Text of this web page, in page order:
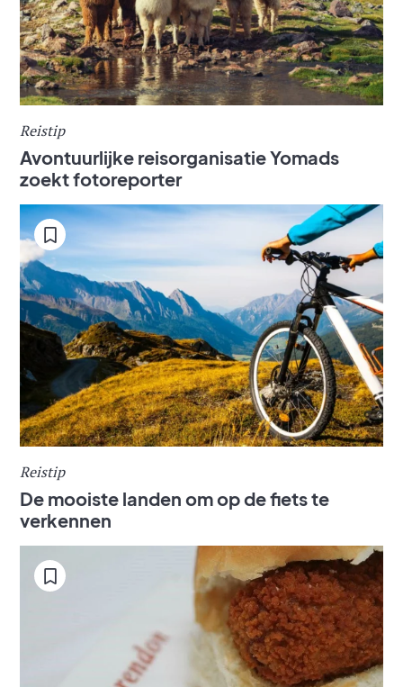
Reistip
Avontuurlijke reisorganisatie Yomads
zoekt fotoreporter
Reistip
De mooiste landen om op de fiets te
verkennen